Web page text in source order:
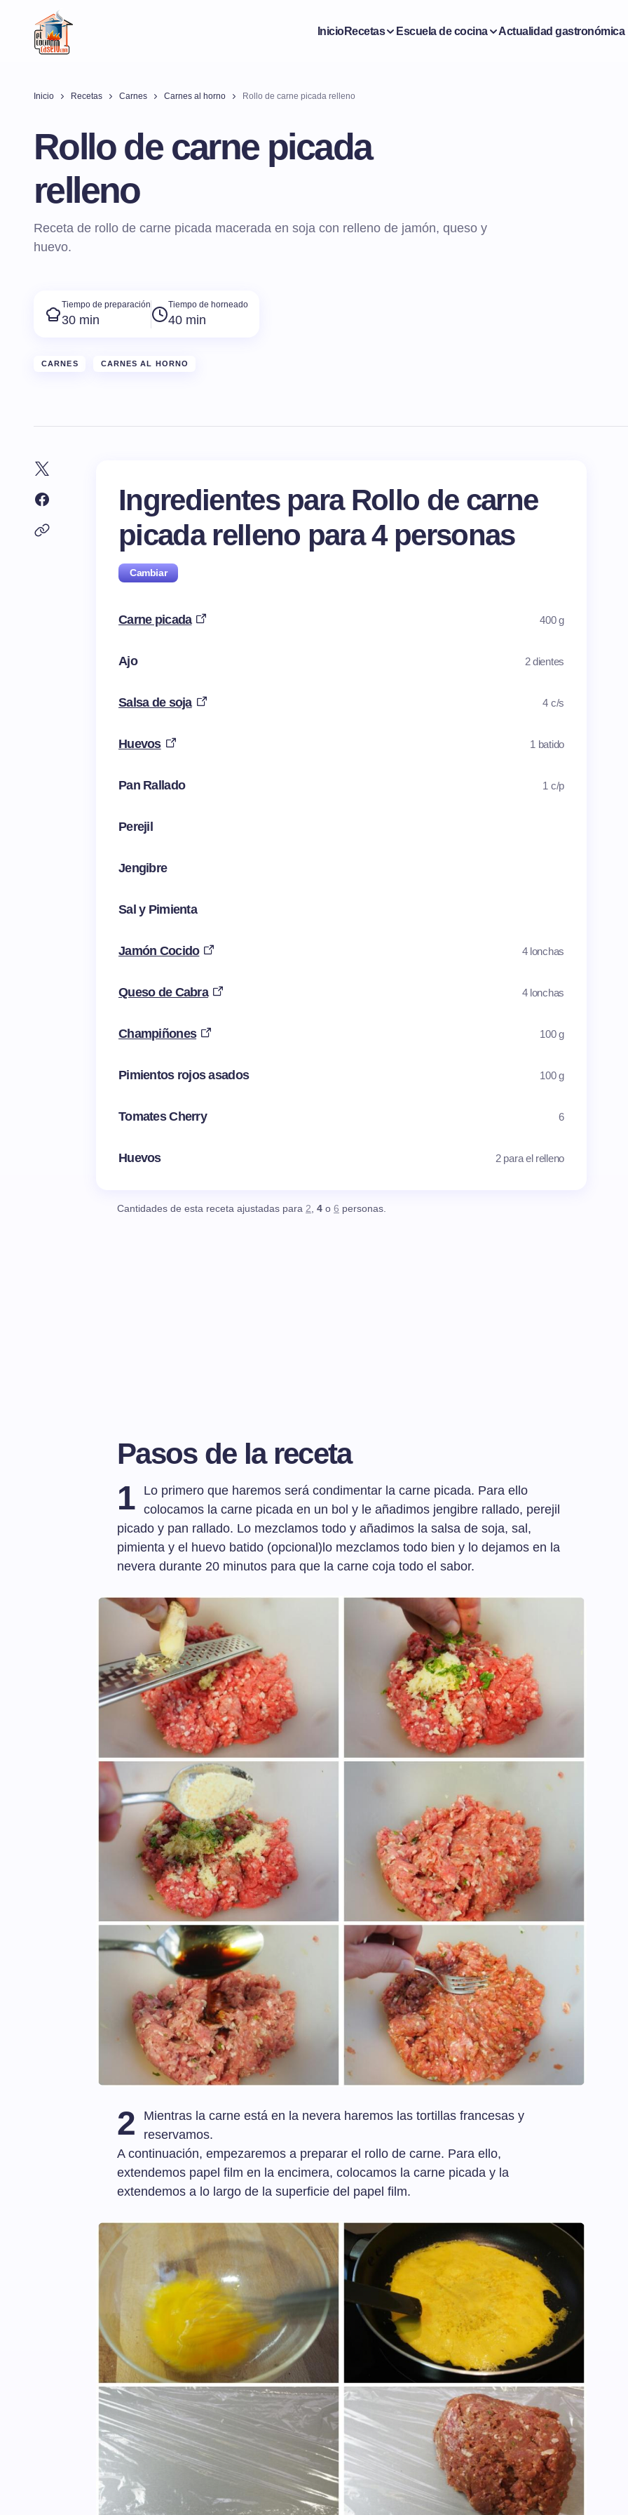
InicioRecetas Escuela de cocina Actualidad gastronómica
Inicio Recetas Carnes Carnes al horno Rollo de carne picada relleno
Rollo de carne picada
relleno
Receta de rollo de carne picada macerada en soja con relleno de jamón, queso y
huevo.
Tiempo de preparación
30 min
Tiempo de horneado
40 min
CARNES CARNES AL HORNO
Ingredientes para Rollo de carne
picada relleno para4 personas
Carne picada 400 g
Ajo 2 dientes
Salsa de soja 4 c/s
Huevos 1 batido
Pan Rallado 1 c/p
Perejil
Jengibre
Sal y Pimienta
Jamón Cocido 4 lonchas
Queso de Cabra 4 lonchas
Champiñones 100 g
Pimientos rojos asados 100 g
Tomates Cherry 6
Huevos 2 para el relleno
Cantidades de esta receta ajustadas para 2, 4 o 6 personas.
Pasos de la receta
1
Lo primero que haremos será condimentar la carne picada. Para ello
colocamos la carne picada en un bol y le añadimos jengibre rallado, perejil
picado y pan rallado. Lo mezclamos todo y añadimos la salsa de soja, sal,
pimienta y el huevo batido (opcional)lo mezclamos todo bien y lo dejamos en la
nevera durante 20 minutos para que la carne coja todo el sabor.
2
Mientras la carne está en la nevera haremos las tortillas francesas y
reservamos.
A continuación, empezaremos a preparar el rollo de carne. Para ello,
extendemos papel film en la encimera, colocamos la carne picada y la
extendemos a lo largo de la superficie del papel film.